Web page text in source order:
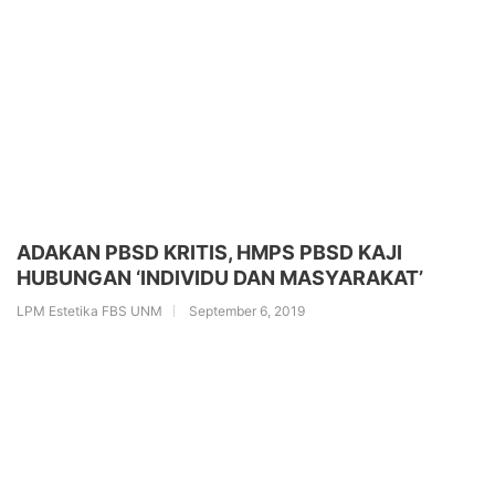
ADAKAN PBSD KRITIS, HMPS PBSD KAJI
HUBUNGAN ‘INDIVIDU DAN MASYARAKAT’
LPM Estetika FBS UNM September 6, 2019